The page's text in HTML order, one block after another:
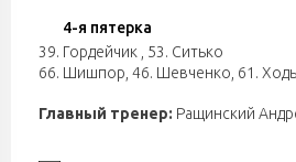
4-я пятерка
39. Гордейчик
53. Ситько
66. Шишпор 46. Шевченко 61.
Главный тренер: Ращинский